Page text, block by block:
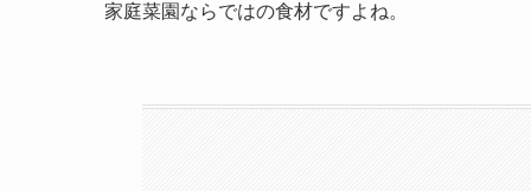
家庭菜園ならではの食材ですよね。